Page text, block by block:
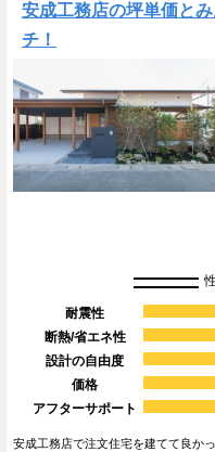
安成工務店の坪単価と
チ！
耐震性
断熱/省エネ性
設計の自由度
価格
アフターサポート
安成工務店で注文住宅を建てて良か